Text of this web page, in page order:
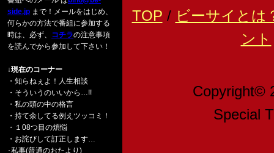
side.jp まで！メールをはじめ、
何らかの方法で番組に参加する
時は、必ず、 コチラの注意事項
を読んでから参加して下さい！
↓現在のコーナー
・知らねぇよ！人生相談
・そういうのいいから…!!
・私の頭の中の格言
・持て余してる例えツッコミ！
・１08つ目の煩悩
・お詫びして訂正します…
･私事(普通のおたより)
TOP / ビーサイとは
ント
Copyright©
Special